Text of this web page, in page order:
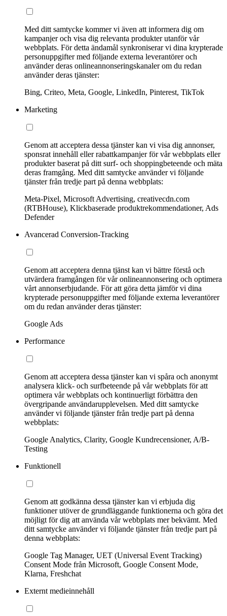
Med ditt samtycke kommer vi även att informera dig om
kampanjer och visa dig relevanta produkter utanför vår
webbplats. För detta ändamål synkroniserar vi dina krypterade
personuppgifter med följande externa leverantörer och
använder deras onlineannonseringskanaler om du redan
använder deras tjänster:
Bing, Criteo, Meta, Google, LinkedIn, Pinterest, TikTok
Marketing
Genom att acceptera dessa tjänster kan vi visa dig annonser,
sponsrat innehåll eller rabattkampanjer för vår webbplats eller
produkter baserat på ditt surf- och shoppingbeteende och mäta
deras framgång. Med ditt samtycke använder vi följande
tjänster från tredje part på denna webbplats:
Meta-Pixel, Microsoft Advertising, creativecdn.com
(RTBHouse), Klickbaserade produktrekommendationer, Ads
Defender
Avancerad Conversion-Tracking
Genom att acceptera denna tjänst kan vi bättre förstå och
utvärdera framgången för vår onlineannonsering och optimera
vårt annonserbjudande. För att göra detta jämför vi dina
krypterade personuppgifter med följande externa leverantörer
om du redan använder deras tjänster:
Google Ads
Performance
Genom att acceptera dessa tjänster kan vi spåra och anonymt
analysera klick- och surfbeteende på vår webbplats för att
optimera vår webbplats och kontinuerligt förbättra den
övergripande användarupplevelsen. Med ditt samtycke
använder vi följande tjänster från tredje part på denna
webbplats:
Google Analytics, Clarity, Google Kundrecensioner, A/B-
Testing
Funktionell
Genom att godkänna dessa tjänster kan vi erbjuda dig
funktioner utöver de grundläggande funktionerna och göra det
möjligt för dig att använda vår webbplats mer bekvämt. Med
ditt samtycke använder vi följande tjänster från tredje part på
denna webbplats:
Google Tag Manager, UET (Universal Event Tracking)
Consent Mode från Microsoft, Google Consent Mode,
Klarna, Freshchat
Externt medieinnehåll